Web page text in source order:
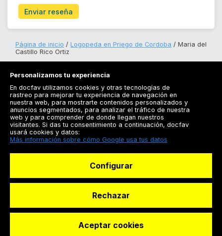
Enviar reseña
Página de inicio Logopeda en Priego de Cordoba
Maria del
Castillo Rico Ortiz
Registrarse
Docfav
© Dashboard Technologies S.L
Personalizamos tu experiencia
En docfav utilizamos cookies y otras tecnologías de
rastreo para mejorar tu experiencia de navegación en
nuestra web, para mostrarte contenidos personalizados y
anuncios segmentados, para analizar el tráfico de nuestra
web y para comprender de donde llegan nuestros
visitantes. Si das tu consentimiento a continuación, docfav
usará cookies y datos:
Más información sobre cómo Google usa tus datos
Configurar
Rechazar
Aceptar cookies